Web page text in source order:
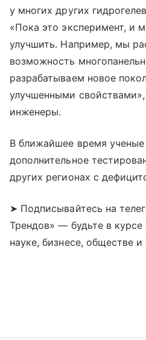
у многих других
«Пока это эксперимент, и
улучшить. Например, мы
возможность
разрабатываем новое
улучшенными
инженеры.
В ближайшее время
дополнительное
других регионах с
➤ Подписывайтесь на
Трендов» — будьте в
науке, бизнесе, обществе и